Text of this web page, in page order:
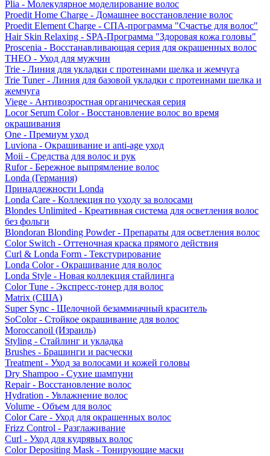
Plia - Молекулярное моделирование волос
Proedit Home Charge - Домашнее восстановление волос
Proedit Element Charge - СПА-программа "Счастье для волос"
Hair Skin Relaxing - SPA-Программа "Здоровая кожа головы"
Proscenia - Восстанавливающая серия для окрашенных волос
THEO - Уход для мужчин
Trie - Линия для укладки с протеинами шелка и жемчуга
Trie Tuner - Линия для базовой укладки с протеинами шелка и
жемчуга
Viege - Антивозростная органическая серия
Locor Serum Color - Восстановление волос во время
окрашивания
One - Премиум уход
Luviona - Окрашивание и anti-age уход
Moii - Средства для волос и рук
Rufor - Бережное выпрямление волос
Londa (Германия)
Принадлежности Londa
Londa Care - Коллекция по уходу за волосами
Blondes Unlimited - Креативная система для осветления волос
без фольги
Blondoran Blonding Powder - Препараты для осветления волос
Color Switch - Оттеночная краска прямого действия
Curl & Londa Form - Текстурирование
Londa Color - Окрашивание для волос
Londa Style - Новая коллекция стайлинга
Color Tune - Экспресс-тонер для волос
Matrix (США)
Super Sync - Щелочной безаммиачный краситель
SoColor - Стойкое окрашивание для волос
Moroccanoil (Израиль)
Styling - Стайлинг и укладка
Brushes - Брашинги и расчески
Treatment - Уход за волосами и кожей головы
Dry Shampoo - Сухие шампуни
Repair - Восстановление волос
Hydration - Увлажнение волос
Volume - Объем для волос
Color Care - Уход для окрашенных волос
Frizz Control - Разглаживание
Curl - Уход для кудрявых волос
Color Depositing Mask - Тонирующие маски